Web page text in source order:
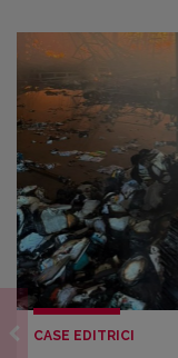
CASE EDITRICI